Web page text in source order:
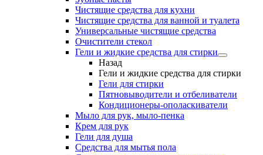
Чистящие средства для кухни
Чистящие средства для ванной и туалета
Универсальные чистящие средства
Очистители стекол
Гели и жидкие средства для стирки
Назад
Гели и жидкие средства для стирки
Гели для стирки
Пятновыводители и отбеливатели
Кондиционеры-ополаскиватели
Мыло для рук, мыло-пенка
Крем для рук
Гели для душа
Средства для мытья пола